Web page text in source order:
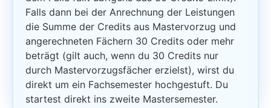
Falls dann bei der Anrechnung der Leistungen
die Summe der Credits aus Mastervorzug und
angerechneten Fächern 30 Credits oder mehr
beträgt (gilt auch, wenn du 30 Credits nur
durch Mastervorzugsfächer erzielst), wirst du
direkt um ein Fachsemester hochgestuft. Du
startest direkt ins zweite Mastersemester.